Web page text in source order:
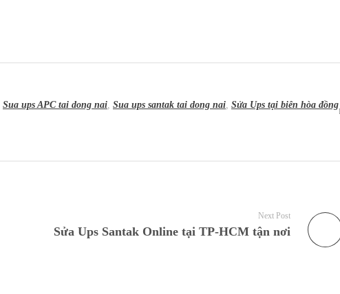
Sua ups APC tai dong nai, Sua ups santak tai dong nai, Sửa Ups tại biên hòa đồng
Next Post
Sửa Ups Santak Online tại TP-HCM tận nơi